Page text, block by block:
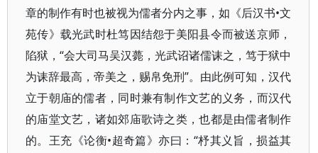
章的制作有时也被视为儒者分内之事，如《后汉书•文
苑传》载光武时杜笃因结怨于美阳县令而被送京师，
陷狱，“会大司马吴汉薨，光武诏诸儒诔之，笃于狱中
为诔辞最高，帝美之，赐帛免刑”。由此例可知，汉代
立于朝庙的儒者，同时兼有制作文艺的义务，而汉代
的庙堂文艺，诸如郊庙歌诗之类，也都是由儒者制作
的。王充《论衡•超奇篇》亦曰：“杼其义旨，损益其